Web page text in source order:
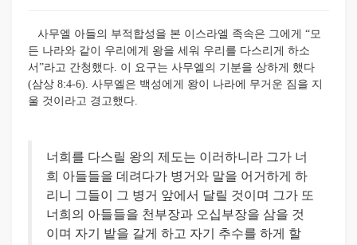
사무엘 아들의 부적합성을 본 이스라엘 족속은 그에게 “모
든 나라와 같이 우리에게 왕을 세워 우리를 다스리게 하소
서”라고 간청했다. 이 요구는 사무엘의 기분을 상하게 했다
(삼상 8:4-6). 사무엘은 백성에게 왕이 나라에 무거운 짐을 지
울 것이라고 경고했다.
너희를 다스릴 왕의 제도는 이러하니라 그가 너
희 아들들을 데려다가 병거와 말을 어거하게 하
리니 그들이 그 병거 앞에서 달릴 것이며 그가 또
너희의 아들들을 천부장과 오십부장을 삼을 것
이며 자기 밭을 갈게 하고 자기 추수를 하게 할